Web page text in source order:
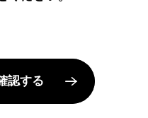
認する